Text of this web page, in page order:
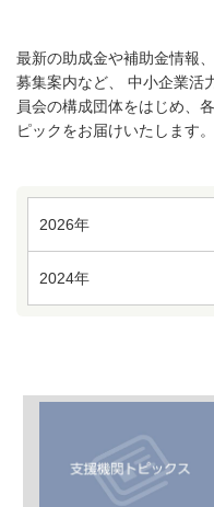
最新の助成金や補助金情報
募集案内など、 中小企業活
員会の構成団体をはじめ、
ピックをお届けいたします。
2026年
2024年